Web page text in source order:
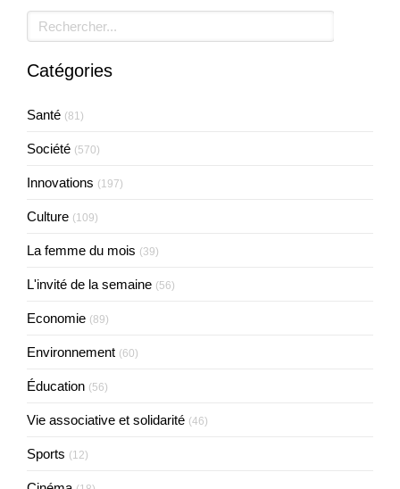
Rechercher
Catégories
Santé (81)
Société (570)
Innovations (197)
Culture (109)
La femme du mois (39)
L'invité de la semaine (56)
Economie (89)
Environnement (60)
Éducation (56)
Vie associative et solidarité (46)
Sports (12)